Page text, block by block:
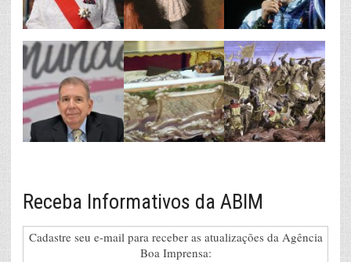
Receba Informativos da ABIM
Cadastre seu e-mail para receber as atualizações da Agência
Boa Imprensa: